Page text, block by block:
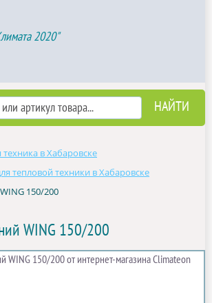
2020"
техника в Хабаровске
тепловой техники в Хабаровске
150/200
WING 150/200